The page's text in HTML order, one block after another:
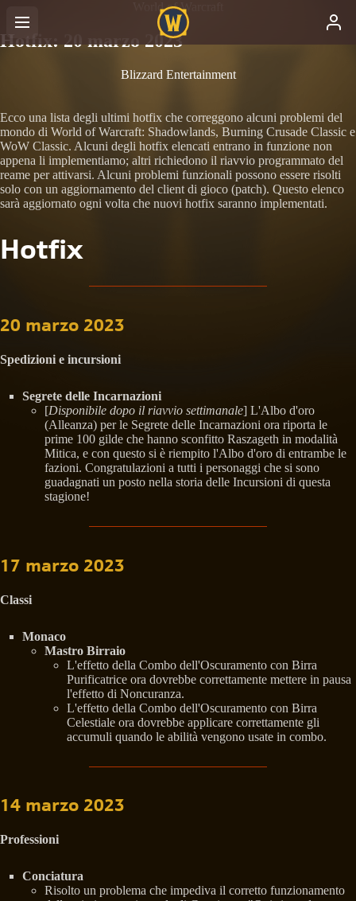
World of Warcraft
Hotfix: 20 marzo 2023
Blizzard Entertainment
Ecco una lista degli ultimi hotfix che correggono alcuni problemi del
mondo di World of Warcraft: Shadowlands, Burning Crusade Classic e
WoW Classic. Alcuni degli hotfix elencati entrano in funzione non
appena li implementiamo; altri richiedono il riavvio programmato del
reame per attivarsi. Alcuni problemi funzionali possono essere risolti
solo con un aggiornamento del client di gioco (patch). Questo elenco
sarà aggiornato ogni volta che nuovi hotfix saranno implementati.
Hotfix
20 marzo 2023
Spedizioni e incursioni
Segrete delle Incarnazioni
[Disponibile dopo il riavvio settimanale] L'Albo d'oro
(Alleanza) per le Segrete delle Incarnazioni ora riporta le
prime 100 gilde che hanno sconfitto Raszageth in modalità
Mitica, e con questo si è riempito l'Albo d'oro di entrambe le
fazioni. Congratulazioni a tutti i personaggi che si sono
guadagnati un posto nella storia delle Incursioni di questa
stagione!
17 marzo 2023
Classi
Monaco
Mastro Birraio
L'effetto della Combo dell'Oscuramento con Birra
Purificatrice ora dovrebbe correttamente mettere in pausa
l'effetto di Noncuranza.
L'effetto della Combo dell'Oscuramento con Birra
Celestiale ora dovrebbe applicare correttamente gli
accumuli quando le abilità vengono usate in combo.
14 marzo 2023
Professioni
Conciatura
Risolto un problema che impediva il corretto funzionamento